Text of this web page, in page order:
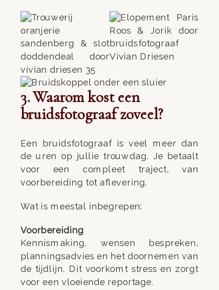
3. Waarom kost een
bruidsfotograaf zoveel?
Een bruidsfotograaf is veel meer dan
de uren op jullie trouwdag. Je betaalt
voor een compleet traject, van
voorbereiding tot aflevering.
Wat is meestal inbegrepen:
Voorbereiding
Kennismaking, wensen bespreken,
planningsadvies en het doornemen van
de tijdlijn. Dit voorkomt stress en zorgt
voor een vloeiende reportage.